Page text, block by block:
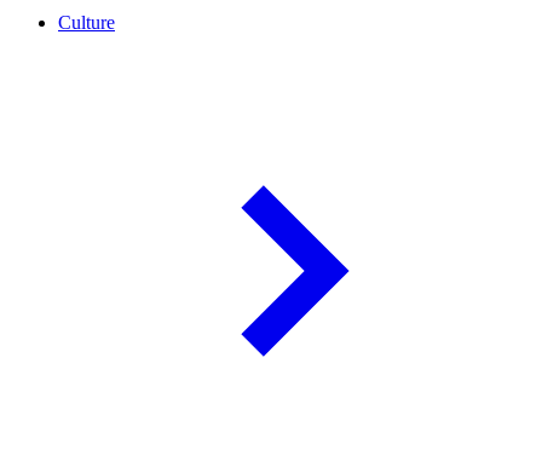
Culture